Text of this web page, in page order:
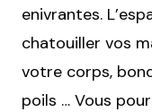
enivrantes.
chatouiller vos
votre corps,
poils … Vous